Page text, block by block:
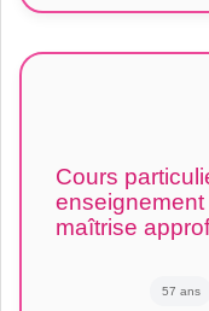
Cours
maîtrise
57 ans